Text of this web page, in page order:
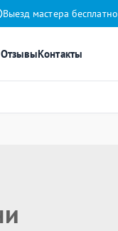
Выезд мастера бесплатно
ОтзывыКонтакты